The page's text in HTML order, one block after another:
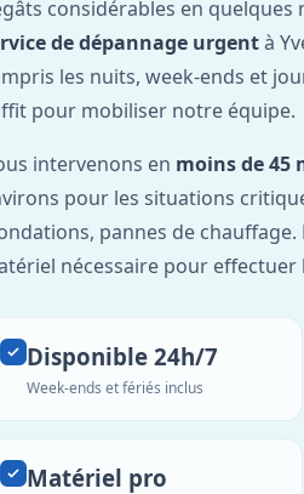
considérables en
de dépannage urgentà
les nuits, week-ends et
pour mobiliser notre équipe.
intervenons en moins de 45
pour les situations
pannes de
nécessaire pour
Disponible 24h/7
Week-ends et fériés inclus
Matériel pro